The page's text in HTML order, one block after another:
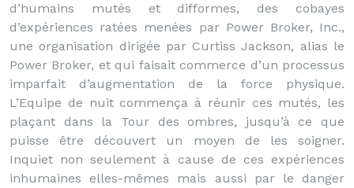
d’humains mutés et difformes, des cobayes
d’expériences ratées menées par Power Broker, Inc.,
une organisation dirigée par Curtiss Jackson, alias le
Power Broker, et qui faisait commerce d’un processus
imparfait d’augmentation de la force physique.
L’Equipe de nuit commença à réunir ces mutés, les
plaçant dans la Tour des ombres, jusqu’à ce que
puisse être découvert un moyen de les soigner.
Inquiet non seulement à cause de ces expériences
inhumaines elles-mêmes mais aussi par le danger